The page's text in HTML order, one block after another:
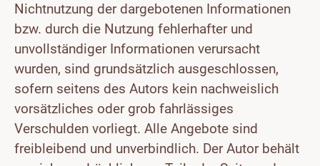
Nichtnutzung der dargebotenen Informationen
bzw. durch die Nutzung fehlerhafter und
unvollständiger Informationen verursacht
wurden, sind grundsätzlich ausgeschlossen,
sofern seitens des Autors kein nachweislich
vorsätzliches oder grob fahrlässiges
Verschulden vorliegt. Alle Angebote sind
freibleibend und unverbindlich. Der Autor behält